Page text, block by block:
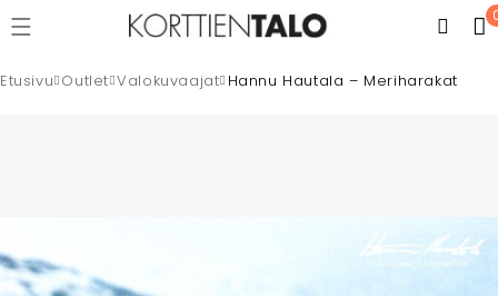
Etusivu Outlet Valokuvaajat Hannu Hautala – Meriharakat